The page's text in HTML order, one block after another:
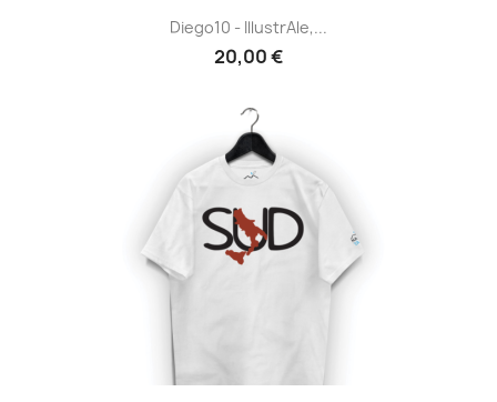
Diego10 - IllustrAle,...
20,00 €